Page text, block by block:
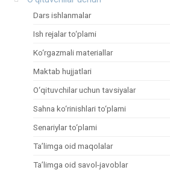
Dars ishlanmalar
Ish rejalar to‘plami
Ko‘rgazmali materiallar
Maktab hujjatlari
O‘qituvchilar uchun tavsiyalar
Sahna ko‘rinishlari to‘plami
Senariylar to‘plami
Ta’limga oid maqolalar
Ta’limga oid savol-javoblar